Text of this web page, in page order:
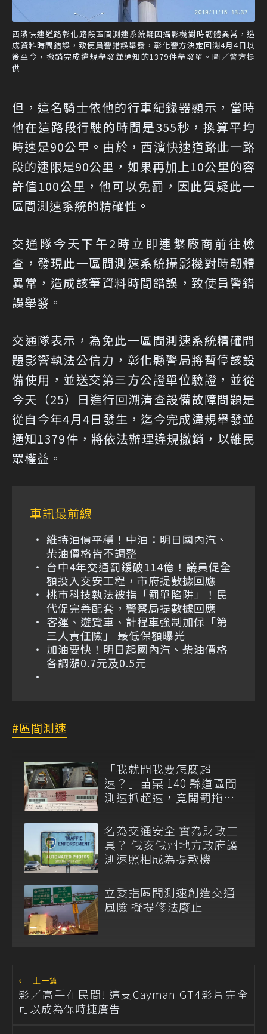
西濱快速道路彰化路段區間測速系統疑因攝影機對時韌體異常，造
成資料時間錯誤，致使員警錯誤舉發，彰化警方決定回溯4月4日以
後至今，撤銷完成違規舉發並通知的1379件舉發單。圖／警方提
供
但，這名騎士依他的行車紀錄器顯示，當時
他在這路段行駛的時間是355秒，換算平均
時速是90公里。由於，西濱快速道路此一路
段的速限是90公里，如果再加上10公里的容
許值100公里，他可以免罰，因此質疑此一
區間測速系統的精確性。
交通隊今天下午2時立即連繫廠商前往檢
查，發現此一區間測速系統攝影機對時韌體
異常，造成該筆資料時間錯誤，致使員警錯
誤舉發。
交通隊表示，為免此一區間測速系統精確問
題影響執法公信力，彰化縣警局將暫停該設
備使用，並送交第三方公證單位驗證，並從
今天（25）日進行回溯清查設備故障問題是
從自今年4月4日發生，迄今完成違規舉發並
通知1379件，將依法辦理違規撤銷，以維民
眾權益。
車訊最前線
維持油價平穩！中油：明日國內汽、
柴油價格皆不調整
台中4年交通罰鍰破114億！議員促全
額投入交安工程，市府提數據回應
桃市科技執法被指「罰單陷阱」！民
代促完善配套，警察局提數據回應
客運、遊覽車、計程車強制加保「第
三人責任險」 最低保額曝光
加油要快！明日起國內汽、柴油價格
各調漲0.7元及0.5元
區間測速
「我就問我要怎麼超
速？」苗栗 140 縣道區間
測速抓超速，竟開罰拖吊
名為交通安全 實為財政工
具？ 俄亥俄州地方政府讓
測速照相成為提款機
立委指區間測速創造交通
風險 擬提修法廢止
← 上一篇
影／高手在民間! 這支Cayman GT4影片完全
可以成為保時捷廣告